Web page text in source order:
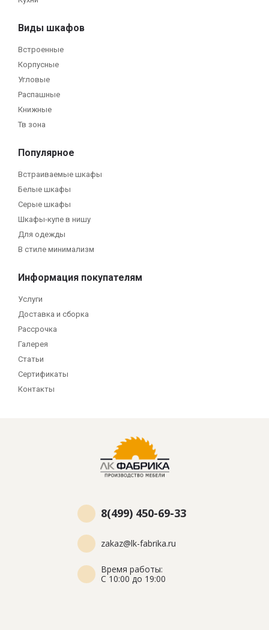
Виды шкафов
Встроенные
Корпусные
Угловые
Распашные
Книжные
Тв зона
Популярное
Встраиваемые шкафы
Белые шкафы
Серые шкафы
Шкафы-купе в нишу
Для одежды
В стиле минимализм
Информация покупателям
Услуги
Доставка и сборка
Рассрочка
Галерея
Статьи
Сертификаты
Контакты
8(499) 450-69-33
zakaz@lk-fabrika.ru
Время работы:
С 10:00 до 19:00